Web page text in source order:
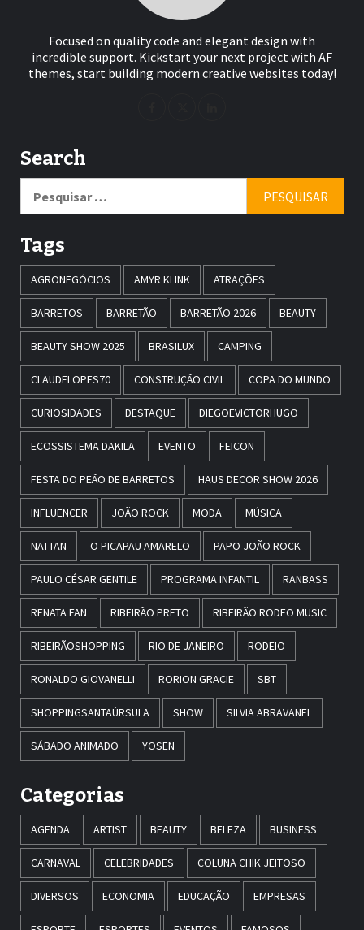
Focused on quality code and elegant design with
incredible support. Kickstart your next project with AF
themes, start building modern creative websites today!
Search
por:
Tags
AGRONEGÓCIOS AMYR KLINK ATRAÇÕES
BARRETOS BARRETÃO BARRETÃO 2026 BEAUTY
BEAUTY SHOW 2025 BRASILUX CAMPING
CLAUDELOPES70 CONSTRUÇÃO CIVIL COPA DO MUNDO
CURIOSIDADES DESTAQUE DIEGOEVICTORHUGO
ECOSSISTEMA DAKILA EVENTO FEICON
FESTA DO PEÃO DE BARRETOS HAUS DECOR SHOW 2026
INFLUENCER JOÃO ROCK MODA MÚSICA
NATTAN O PICAPAU AMARELO PAPO JOÃO ROCK
PAULO CÉSAR GENTILE PROGRAMA INFANTIL RANBASS
RENATA FAN RIBEIRÃO PRETO RIBEIRÃO RODEO MUSIC
RIBEIRÃOSHOPPING RIO DE JANEIRO RODEIO
RONALDO GIOVANELLI RORION GRACIE SBT
SHOPPINGSANTAÚRSULA SHOW SILVIA ABRAVANEL
SÁBADO ANIMADO YOSEN
Categorias
AGENDA ARTIST BEAUTY BELEZA BUSINESS
CARNAVAL CELEBRIDADES COLUNA CHIK JEITOSO
DIVERSOS ECONOMIA EDUCAÇÃO EMPRESAS